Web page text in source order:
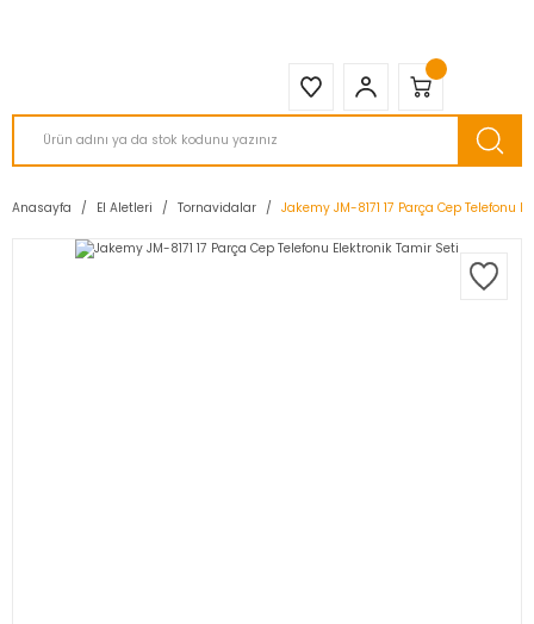
Anasayfa El Aletleri Tornavidalar Jakemy JM-8171 17 Parça Cep Telefonu